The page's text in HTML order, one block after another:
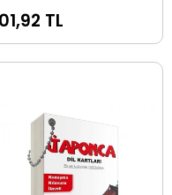
TL